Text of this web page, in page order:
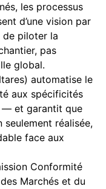
les processus
d’une vision par
de piloter la
pas
global.
automatise le
aux spécificités
— et garantit que
seulement réalisée,
face aux
Conformité
Marchés et du